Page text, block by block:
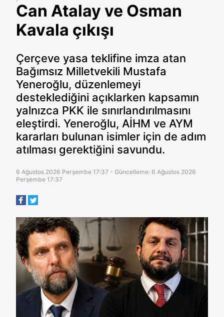
Can Atalay ve Osman
Kavala çıkışı
Çerçeve yasa teklifine imza atan
Bağımsız Milletvekili Mustafa
Yeneroğlu, düzenlemeyi
desteklediğini açıklarken kapsamın
yalnızca PKK ile sınırlandırılmasını
eleştirdi. Yeneroğlu, AİHM ve AYM
kararları bulunan isimler için de adım
atılması gerektiğini savundu.
6 Ağustos 2026 Perşembe 17:37 - Güncelleme: 6 Ağustos 2026
Perşembe 17:37